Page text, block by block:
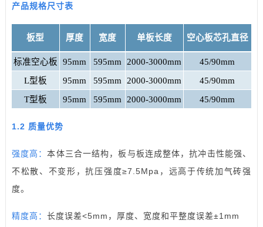
产品规格尺寸表
板型 厚度 宽度 单板长度 空心板芯孔直径
标准空心板 95mm 595mm 2000-3000mm
45/90mm
L型板
95mm 595mm 2000-3000mm
45/90mm
T型板
95mm 595mm 2000-3000mm 45/90mm
1.2 质量优势
强度高：本体三合一结构，板与板连成整体，抗冲击性能强、
不松散、不变形，抗压强度≥7.5Mpa，远高于传统加气砖强
度。
精度高： 长度误差<5mm，厚度、宽度和平整度误差±1mm